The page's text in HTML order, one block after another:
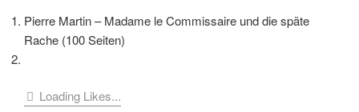
Pierre Martin – Madame le Commissaire und die späte
Rache (100 Seiten)
Loading Likes...